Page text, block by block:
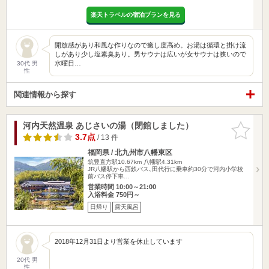
楽天トラベルの宿泊プランを見る
30代 男
性
開放感があり和風な作りなので癒し度高め。お湯は循環と掛け流
しがあり少し塩素臭あり。男サウナは広いが女サウナは狭いので
水曜日…
関連情報から探す
お気に入
りに追加
河内天然温泉 あじさいの湯（閉館しました）
3.7点/ 13 件
福岡県 / 北九州市八幡東区
筑豊直方駅10.67km 八幡駅4.31km
JR八幡駅から西鉄バス､田代行に乗車約30分で河内小学校
前バス停下車…
営業時間 10:00～21:00
入浴料金 750円～
日帰り 露天風呂
20代 男
性
2018年12月31日より営業を休止しています